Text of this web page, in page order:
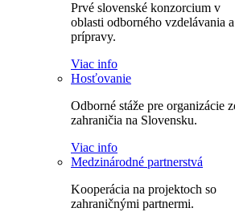
Prvé slovenské konzorcium v
oblasti odborného vzdelávania a
prípravy.
Viac info
Hosťovanie
Odborné stáže pre organizácie
zahraničia na Slovensku.
Viac info
Medzinárodné partnerstvá
Kooperácia na projektoch so
zahraničnými partnermi.